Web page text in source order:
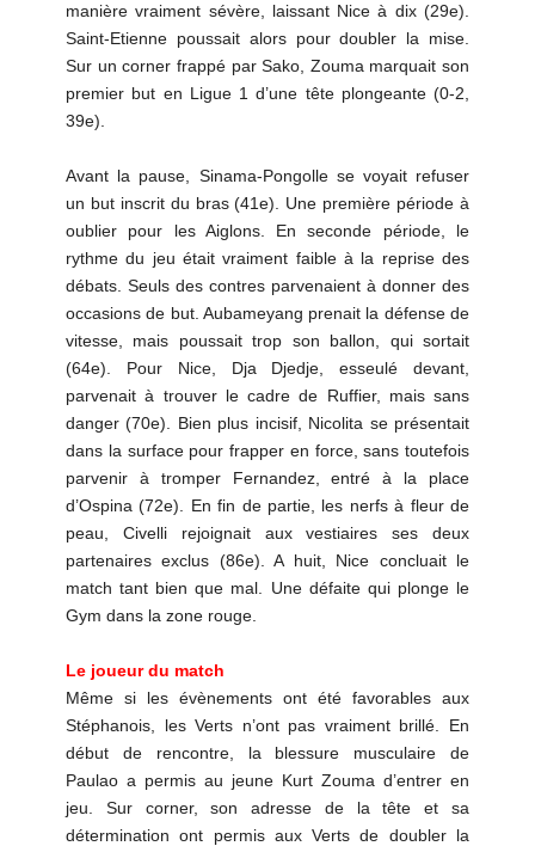
manière vraiment sévère, laissant Nice à dix (29e).
Saint-Etienne poussait alors pour doubler la mise.
Sur un corner frappé par Sako, Zouma marquait son
premier but en Ligue 1 d’une tête plongeante (0-2,
39e).
Avant la pause, Sinama-Pongolle se voyait refuser
un but inscrit du bras (41e). Une première période à
oublier pour les Aiglons. En seconde période, le
rythme du jeu était vraiment faible à la reprise des
débats. Seuls des contres parvenaient à donner des
occasions de but. Aubameyang prenait la défense de
vitesse, mais poussait trop son ballon, qui sortait
(64e). Pour Nice, Dja Djedje, esseulé devant,
parvenait à trouver le cadre de Ruffier, mais sans
danger (70e). Bien plus incisif, Nicolita se présentait
dans la surface pour frapper en force, sans toutefois
parvenir à tromper Fernandez, entré à la place
d’Ospina (72e). En fin de partie, les nerfs à fleur de
peau, Civelli rejoignait aux vestiaires ses deux
partenaires exclus (86e). A huit, Nice concluait le
match tant bien que mal. Une défaite qui plonge le
Gym dans la zone rouge.
Le joueur du match
Même si les évènements ont été favorables aux
Stéphanois, les Verts n’ont pas vraiment brillé. En
début de rencontre, la blessure musculaire de
Paulao a permis au jeune Kurt Zouma d’entrer en
jeu. Sur corner, son adresse de la tête et sa
détermination ont permis aux Verts de doubler la